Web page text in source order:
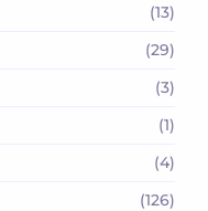
(13)
(29)
(3)
(1)
(4)
(126)